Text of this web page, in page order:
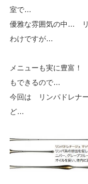
室で…
優雅な雰囲気の中… リ
わけですが…
メニューも実に豊富
もできるので…
今回は リンパドレナ
ど…